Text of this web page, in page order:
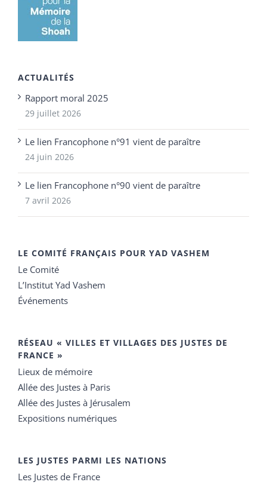
ACTUALITÉS
Rapport moral 2025
29 juillet 2026
Le lien Francophone n°91 vient de paraître
24 juin 2026
Le lien Francophone n°90 vient de paraître
7 avril 2026
LE COMITÉ FRANÇAIS POUR YAD VASHEM
Le Comité
L’Institut Yad Vashem
Événements
RÉSEAU « VILLES ET VILLAGES DES JUSTES DE
FRANCE »
Lieux de mémoire
Allée des Justes à Paris
Allée des Justes à Jérusalem
Expositions numériques
LES JUSTES PARMI LES NATIONS
Les Justes de France